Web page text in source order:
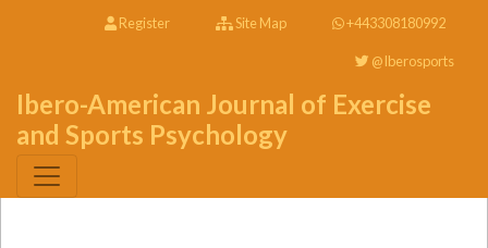
Register Site Map +443308180992
@Iberosports
Ibero-American Journal of Exercise
and Sports Psychology